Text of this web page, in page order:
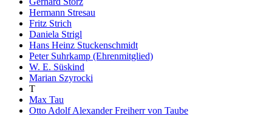
Hermann Stresau
Fritz Strich
Daniela Strigl
Hans Heinz Stuckenschmidt
Peter Suhrkamp (Ehrenmitglied)
W. E. Süskind
Marian Szyrocki
T
Max Tau
Otto Adolf Alexander Freiherr von Taube